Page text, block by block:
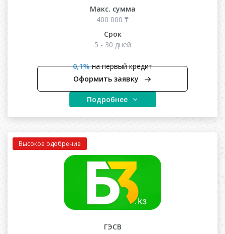
Макс. сумма
400 000 ₸
Срок
5 - 30 дней
0,1%на первый кредит
Оформить заявку
Подробнее
Высокое одобрение
ГЭСВ